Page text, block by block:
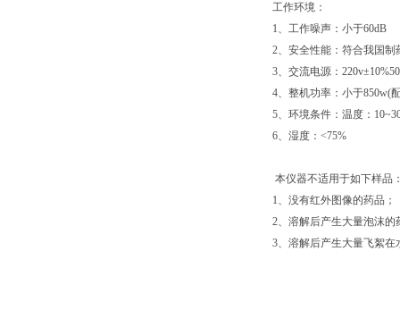
工作环境：
1、工作噪声：小于60dB
2、安全性能：符合我国
3、交流电源：
4、整机功率：小于850w(
5、环境条件：温度：
6、湿度：<75%
本仪器不适用于如下样品
1、没有红外图像的药品；
2、溶解后产生大量泡沫的
3、溶解后产生大量飞絮在